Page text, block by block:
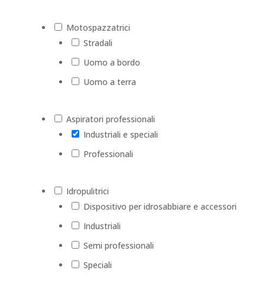
Motospazzatrici
Stradali
Uomo a bordo
Uomo a terra
Aspiratori professionali
Industriali e speciali
Professionali
Idropulitrici
Dispositivo per idrosabbiare e accessori
Industriali
Semi professionali
Speciali